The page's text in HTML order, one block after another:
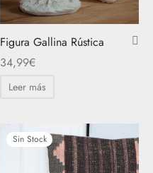
Figura Gallina Rústica
34,99€
Leer más
Sin Stock